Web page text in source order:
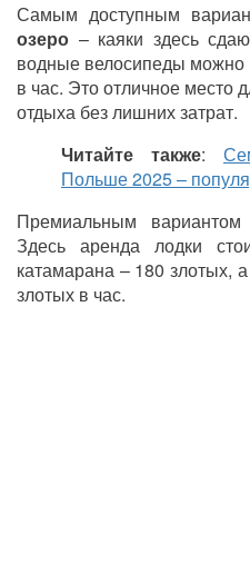
Самым доступным
озеро –каяки здесь
водные велосипеды можно
в час. Это отличное место
отдыха без лишних затрат.
Читайте также:
Польше 2025–
Премиальным вариантом
Здесь аренда лодки
катамарана – 180 злотых,
злотых в час.